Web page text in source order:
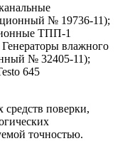
№ 19736-11);
ТПП-1
влажного
№ 32405-11);
645
поверки,
точностью.